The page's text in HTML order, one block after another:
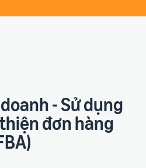
- Sử dụng
đơn hàng